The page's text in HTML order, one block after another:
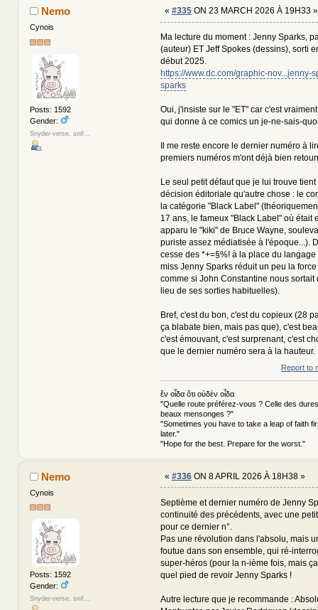
Nemo
Cynois
Posts: 1592
Gender:
Snyder-verse, snif...
« #335ON 23 MARCH 2026 À 19H33 »
Ma lecture du moment : Jenny Sparks,
(auteur) ET Jeff Spokes (dessins), sorti
début 2025.
https://www.dc.com/graphic-nov...jenny-
sparks
Oui, j'insiste sur le "ET" car c'est
qui donne à ce comics un je-ne-sais-
Il me reste encore le dernier numéro à
premiers numéros m'ont déjà bien
Le seul petit défaut que je lui trouve
décision éditoriale qu'autre chose : le
la catégorie "Black Label"
17 ans, le fameux "Black Label" où était
apparu le "kiki" de Bruce Wayne,
puriste assez médiatisée à l'époque...).
cesse des *+=§%! à la place du
miss Jenny Sparks réduit un peu la
comme si John Constantine nous sortait
lieu de ses sorties habituelles).
Bref, c'est du bon, c'est du copieux (28
ça blabate bien, mais pas que), c'est
c'est émouvant, c'est surprenant, c'est
que le dernier numéro sera à la hauteur.
Report to
ἕν οἶδα ὅτι οὐδὲν οἶδα
"Quelle route préférez-vous ? Celle des
beaux mensonges ?"
"Sometimes you have to take a leap of faith
later."
"Hope for the best. Prepare for the worst."
Nemo
Cynois
Posts: 1592
Gender:
Snyder-verse, snif...
« #336ON 8 APRIL 2026 À 18H38 »
Septième et dernier numéro de Jenny
continuité des précédents, avec une
pour ce dernier n°.
Pas une révolution dans l'absolu, mais
foutue dans son ensemble, qui ré-
super-héros (pour la n-ième fois, mais
quel pied de revoir Jenny Sparks !
Autre lecture que je recommande :